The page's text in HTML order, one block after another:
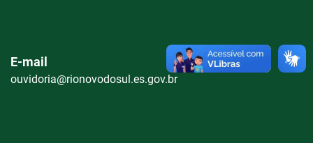
E-mail
ouvidoria@rionovodosul.es.gov.br